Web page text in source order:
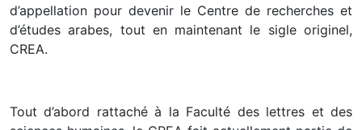
d’appellation pour devenir le Centre de recherches et
d’études arabes, tout en maintenant le sigle originel,
CREA.
Tout d’abord rattaché à la Faculté des lettres et des